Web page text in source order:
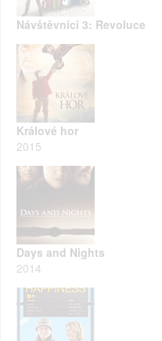
Návštěvníci 3: Revoluce
Králové hor
2015
Days and Nights
2014